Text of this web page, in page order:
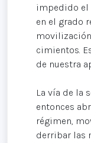
impedido el
en el grado
cimientos.
de nuestra
La vía de la
entonces
régimen,
derribar las